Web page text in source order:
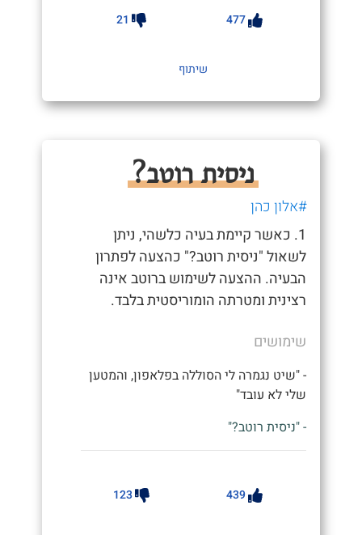
477
21
שיתוף
ניסית רוטב?
#אלון כהן
1. כאשר קיימת בעיה כלשהי, ניתן
לשאול "ניסית רוטב?" כהצעה לפתרון
הבעיה. ההצעה לשימוש ברוטב אינה
רצינית ומטרתה הומוריסטית בלבד.
שימושים
- "שיט נגמרה לי הסוללה בפלאפון, והמטען
שלי לא עובד"
- "ניסית רוטב?"
439
123